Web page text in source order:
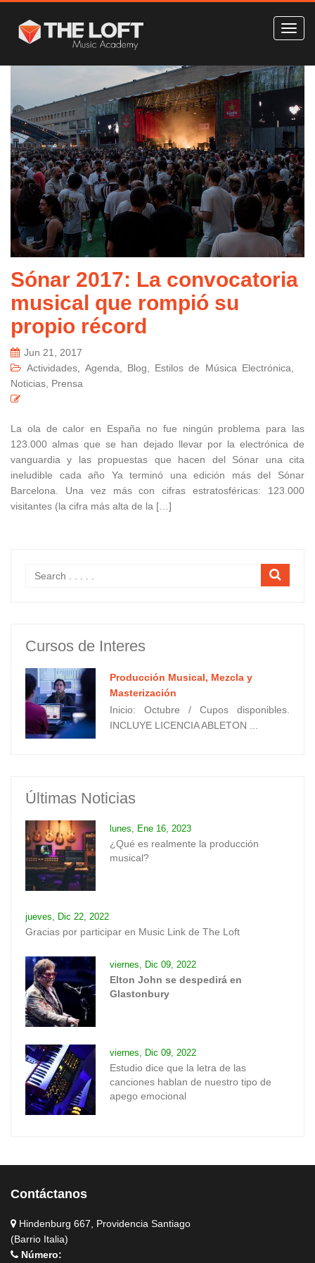
Sónar 2017: La convocatoria
musical que rompió su
propio récord
Jun 21, 2017
Actividades
Agenda Blog Estilos de Música Electrónica
Noticias Prensa
La ola de calor en España no fue ningún problema para las
123.000 almas que se han dejado llevar por la electrónica de
vanguardia y las propuestas que hacen del Sónar una cita
ineludible cada año Ya terminó una edición más del Sónar
Barcelona. Una vez más con cifras estratosféricas: 123.000
visitantes (la cifra más alta de la […]
Cursos de Interes
Producción Musical, Mezcla y
Masterización
Inicio: Octubre / Cupos disponibles.
INCLUYE LICENCIA ABLETON ...
Últimas Noticias
lunes, Ene 16, 2023
¿Qué es realmente la producción
musical?
jueves, Dic 22, 2022
Gracias por participar en Music Link de The Loft
viernes, Dic 09, 2022
Elton John se despedirá en
Glastonbury
viernes, Dic 09, 2022
Estudio dice que la letra de las
canciones hablan de nuestro tipo de
apego emocional
Contáctanos
Hindenburg 667, Providencia Santiago
(Barrio Italia)
Número: